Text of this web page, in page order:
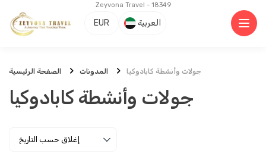
Zeyvona Travel - 18349
EUR العربية
الصفحة الرئيسية المدونات جولات وأنشطة كابادوكيا
جولات وأنشطة كابادوكيا